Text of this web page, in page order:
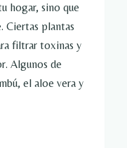
hogar, sino que
Ciertas plantas
filtrar toxinas y
Algunos de
el aloe vera y